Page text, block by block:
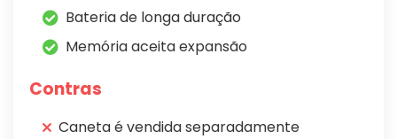
Bateria de longa duração
Memória aceita expansão
Contras
Caneta é vendida separadamente